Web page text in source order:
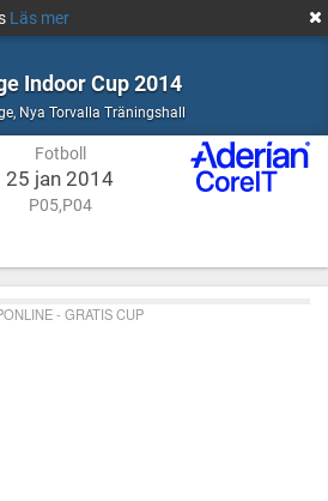
Läs mer
Indoor Cup 2014
, Fotboll
Nya Torvalla Träningshall
Torvalla
Träningshall
Fotboll
25 jan 2014
P05,P04
- GRATIS CUP